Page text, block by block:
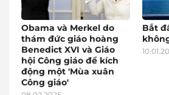
Obama và Merkel do
thám đức giáo hoàng
Benedict XVI và Giáo
hội Công giáo để kích
động một 'Mùa xuân
Công giáo'
Bắt